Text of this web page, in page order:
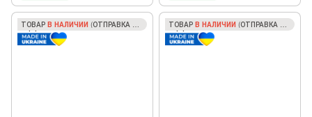
ТОВАР В НАЛИЧИИ (ОТПРАВКА ЗА 1 ДЕНЬ) ТОВАР В НАЛИЧИИ (ОТПРАВКА ЗА 1 ДЕНЬ)